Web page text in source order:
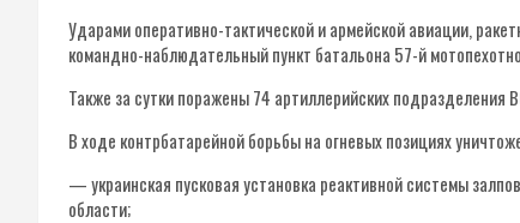
Ударами оперативно-тактической и армейской авиации,
командно-наблюдательный пункт батальона 57-й
Также за сутки поражены 74 артиллерийских подразделения
В ходе контрбатарейной борьбы на огневых позициях
— украинская пусковая установка реактивной системы
области;